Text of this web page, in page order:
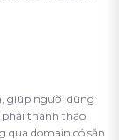
giúp người dùng
phải thành thạo
qua domain có sẵn